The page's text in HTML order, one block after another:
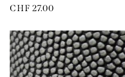
CHF 27.00